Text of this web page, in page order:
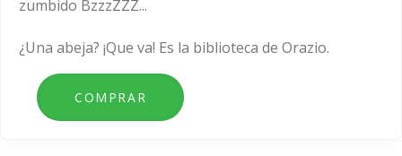
zumbido BzzzZZZ...
¿Una abeja? ¡Que va! Es la biblioteca de Orazio.